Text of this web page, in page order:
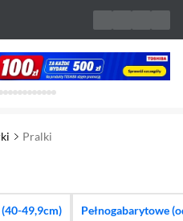
Karuzela z banerami, aktualny element 1 z
Pralki
49,9cm) Pełnogabarytowe